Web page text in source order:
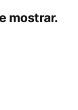
mostrar.